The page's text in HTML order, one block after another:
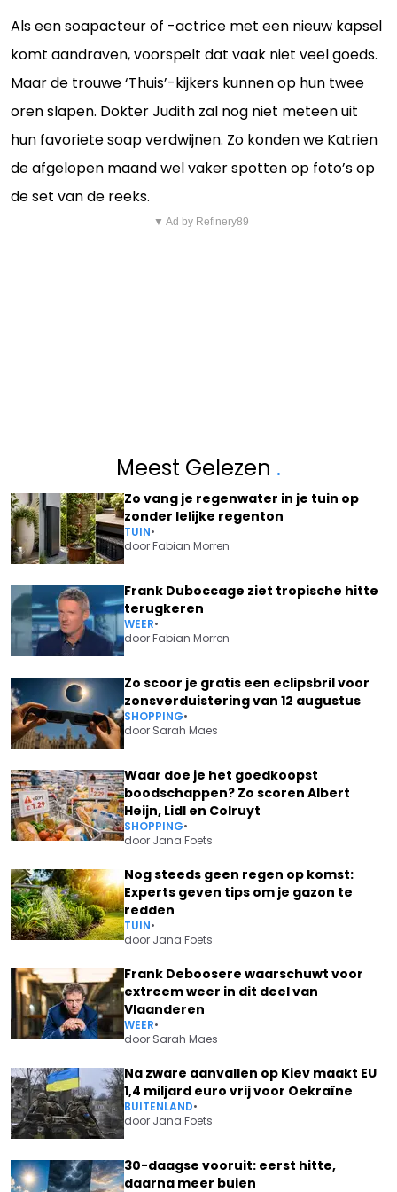
Als een soapacteur of -actrice met een nieuw kapsel
komt aandraven, voorspelt dat vaak niet veel goeds.
Maar de trouwe ‘Thuis’-kijkers kunnen op hun twee
oren slapen. Dokter Judith zal nog niet meteen uit
hun favoriete soap verdwijnen. Zo konden we Katrien
de afgelopen maand wel vaker spotten op foto’s op
de set van de reeks.
▼ Ad by Refinery89
Meest Gelezen .
Zo vang je regenwater in je tuin op
zonder lelijke regenton
TUIN•
doorFabian Morren
Frank Duboccage ziet tropische hitte
terugkeren
WEER•
doorFabian Morren
Zo scoor je gratis een eclipsbril voor
zonsverduistering van 12 augustus
SHOPPING•
door Sarah Maes
Waar doe je het goedkoopst
boodschappen? Zo scoren Albert
Heijn, Lidl en Colruyt
SHOPPING•
door Jana Foets
Nog steeds geen regen op komst:
Experts geven tips om je gazon te
redden
TUIN•
door Jana Foets
Frank Deboosere waarschuwt voor
extreem weer in dit deel van
Vlaanderen
WEER•
door Sarah Maes
Na zware aanvallen op Kiev maakt EU
1,4 miljard euro vrij voor Oekraïne
BUITENLAND•
door Jana Foets
30-daagse vooruit: eerst hitte,
daarna meer buien